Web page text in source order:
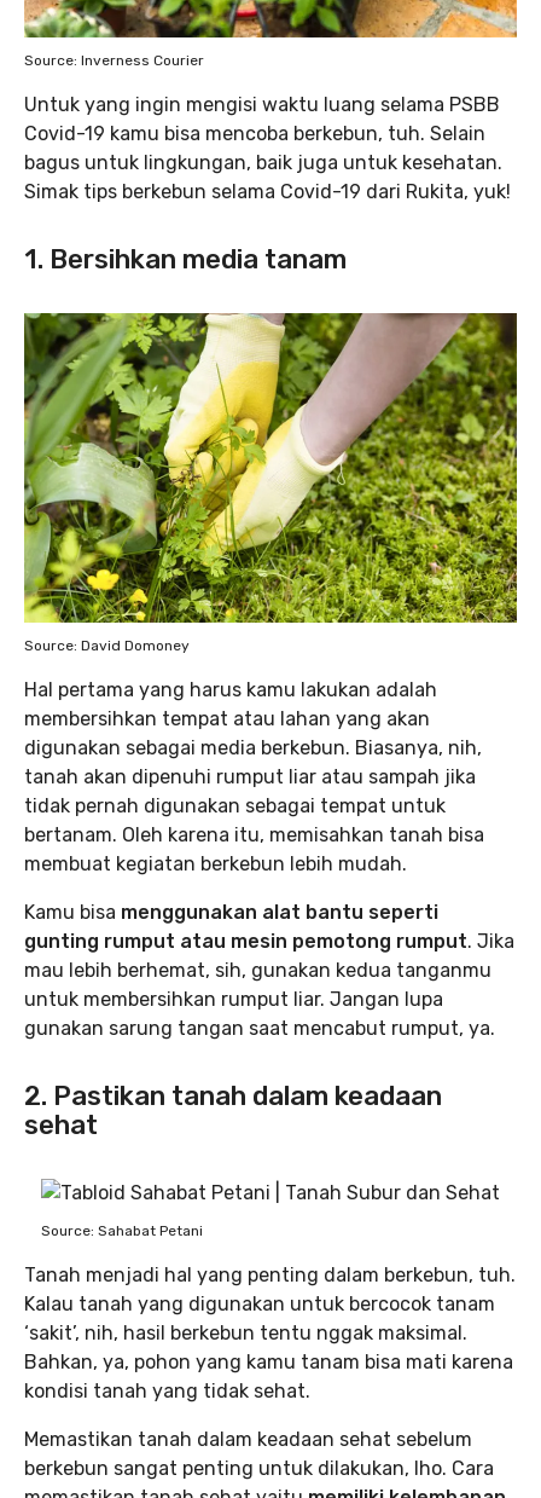
Source: Inverness Courier
Untuk yang ingin mengisi waktu luang selama PSBB
Covid-19 kamu bisa mencoba berkebun, tuh. Selain
bagus untuk lingkungan, baik juga untuk kesehatan.
Simak tips berkebun selama Covid-19 dari Rukita, yuk!
1. Bersihkan media tanam
Source: David Domoney
Hal pertama yang harus kamu lakukan adalah
membersihkan tempat atau lahan yang akan
digunakan sebagai media berkebun. Biasanya, nih,
tanah akan dipenuhi rumput liar atau sampah jika
tidak pernah digunakan sebagai tempat untuk
bertanam. Oleh karena itu, memisahkan tanah bisa
membuat kegiatan berkebun lebih mudah.
Kamu bisa menggunakan alat bantu seperti
gunting rumput atau mesin pemotong rumput. Jika
mau lebih berhemat, sih, gunakan kedua tanganmu
untuk membersihkan rumput liar. Jangan lupa
gunakan sarung tangan saat mencabut rumput, ya.
2. Pastikan tanah dalam keadaan
sehat
Source: Sahabat Petani
Tanah menjadi hal yang penting dalam berkebun, tuh.
Kalau tanah yang digunakan untuk bercocok tanam
‘sakit’, nih, hasil berkebun tentu nggak maksimal.
Bahkan, ya, pohon yang kamu tanam bisa mati karena
kondisi tanah yang tidak sehat.
Memastikan tanah dalam keadaan sehat sebelum
berkebun sangat penting untuk dilakukan, lho. Cara